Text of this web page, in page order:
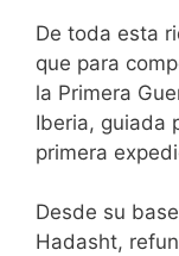
De toda esta
que para
la Primera
Iberia, guiada
primera
Desde su
Hadasht,